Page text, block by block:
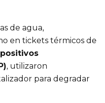
de agua,
en tickets térmicos de
, utilizaron
para degradar